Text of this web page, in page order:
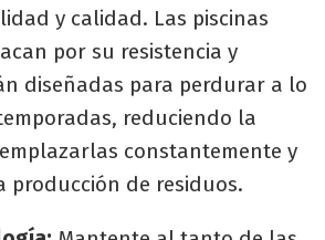
y calidad. Las piscinas
por su resistencia y
diseñadas para perdurar a lo
reduciendo la
constantemente y
producción de residuos.